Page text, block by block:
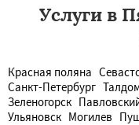
Услуги в
Красная поляна
Санкт-Петербург
Зеленогорск
Ульяновск Могилев